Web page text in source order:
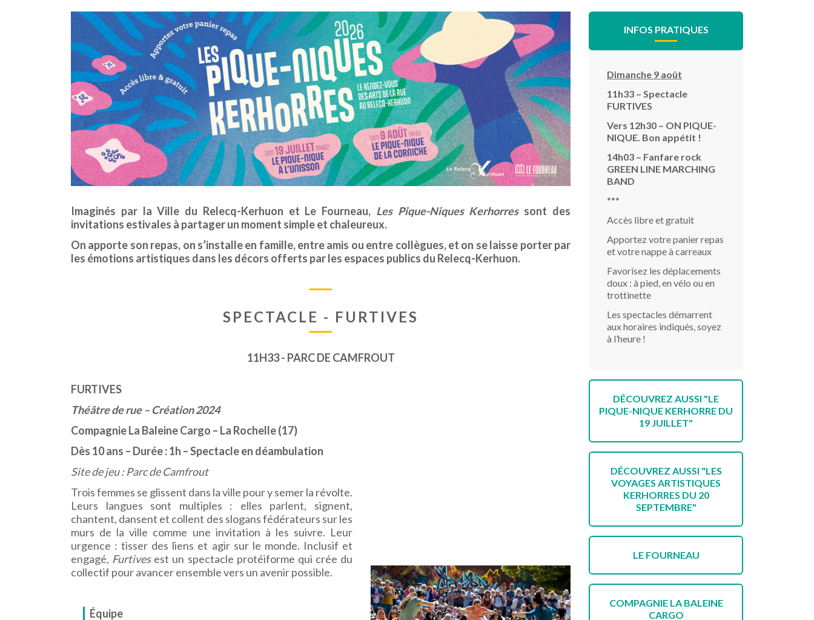
Imaginés par la Ville du Relecq-Kerhuon et Le Fourneau, Les Pique-Niques Kerhorres sont des
invitations estivales à partager un moment simple et chaleureux.
On apporte son repas, on s’installe en famille, entre amis ou entre collègues, et on se laisse porter par
les émotions artistiques dans les décors offerts par les espaces publics du Relecq-Kerhuon.
SPECTACLE - FURTIVES
11H33 - PARC DE CAMFROUT
FURTIVES
Théâtre de rue – Création 2024
Compagnie La Baleine Cargo – La Rochelle (17)
Dès 10 ans – Durée : 1h – Spectacle en déambulation
Site de jeu : Parc de Camfrout
Trois femmes se glissent dans la ville pour y semer la révolte.
Leurs langues sont multiples : elles parlent, signent,
chantent, dansent et collent des slogans fédérateurs sur les
murs de la ville comme une invitation à les suivre. Leur
urgence : tisser des liens et agir sur le monde. Inclusif et
engagé, Furtivesest un spectacle protéiforme qui crée du
collectif pour avancer ensemble vers un avenir possible.
Équipe
INFOS PRATIQUES
Dimanche 9 août
11h33 – Spectacle
FURTIVES
Vers 12h30 – ON PIQUE-
NIQUE. Bon appétit !
14h03 – Fanfare rock
GREEN LINE MARCHING
BAND
***
Accès libre et gratuit
Apportez votre panier repas
et votre nappe à carreaux
Favorisez les déplacements
doux : à pied, en vélo ou en
trottinette
Les spectacles démarrent
aux horaires indiqués, soyez
à l’heure !
DÉCOUVREZ AUSSI "LE
PIQUE-NIQUE KERHORRE DU
19 JUILLET"
DÉCOUVREZ AUSSI "LES
VOYAGES ARTISTIQUES
KERHORRES DU 20
SEPTEMBRE"
LE FOURNEAU
COMPAGNIE LA BALEINE
CARGO